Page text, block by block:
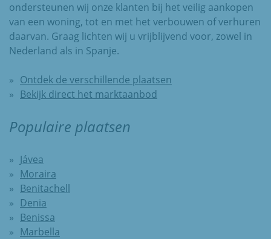
ondersteunen wij onze klanten bij het veilig aankopen
van een woning, tot en met het verbouwen of verhuren
daarvan. Graag lichten wij u vrijblijvend voor, zowel in
Nederland als in Spanje.
Ontdek de verschillende plaatsen
Bekijk direct het marktaanbod
Populaire plaatsen
Jávea
Moraira
Benitachell
Denia
Benissa
Marbella